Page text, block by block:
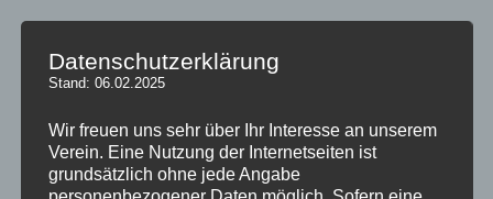
Datenschutzerklärung
Stand: 06.02.2025
Wir freuen uns sehr über Ihr Interesse an unserem
Verein. Eine Nutzung der Internetseiten ist
grundsätzlich ohne jede Angabe